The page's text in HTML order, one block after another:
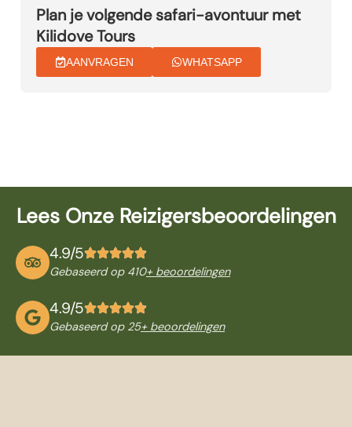
Plan je volgende safari-avontuur met
Kilidove Tours
AANVRAGEN WHATSAPP
4.9/5
Gebaseerd op 410+ beoordelingen
Lees Onze Reizigersbeoordelingen
4.9/5
Gebaseerd op 25+ beoordelingen